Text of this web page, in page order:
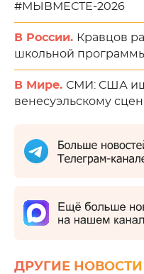
#МЫВМЕСТЕ-2026
В России. Кравцов
школьной программы
В Мире. СМИ: США
венесуэльскому
ДРУГИЕ НОВОСТИ